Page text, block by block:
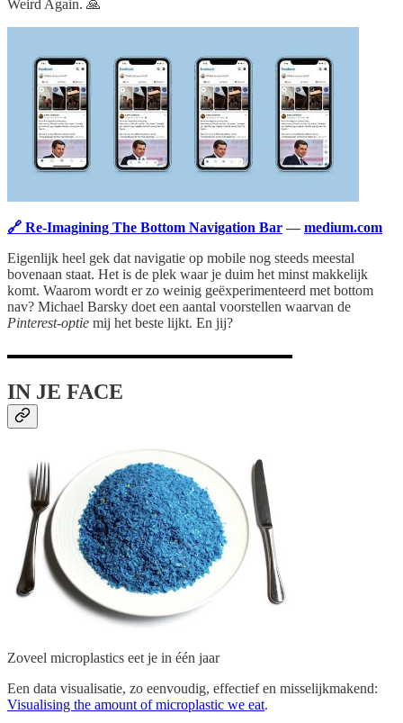
Weird Again. 🙏
🔗 Re-Imagining The Bottom Navigation Bar — medium.com
Eigenlijk heel gek dat navigatie op mobile nog steeds meestal
bovenaan staat. Het is de plek waar je duim het minst makkelijk
komt. Waarom wordt er zo weinig geëxperimenteerd met bottom
nav? Michael Barsky doet een aantal voorstellen waarvan de
Pinterest-optie mij het beste lijkt. En jij?
IN JE FACE
Zoveel microplastics eet je in één jaar
Een data visualisatie, zo eenvoudig, effectief en misselijkmakend:
Visualising the amount of microplastic we eat.